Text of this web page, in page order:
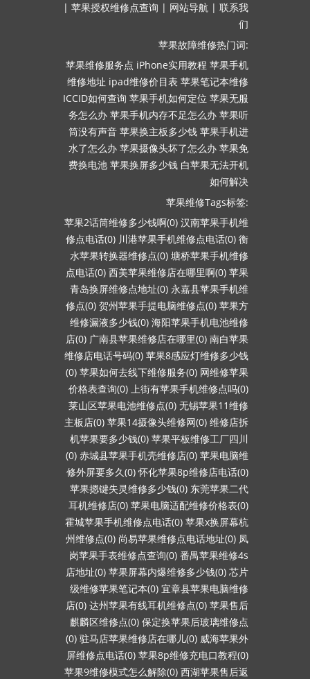
| 苹果授权维修点查询 | 网站导航 | 联系我
们
苹果故障维修热门词:
苹果维修服务点 iPhone实用教程 苹果手机
维修地址 ipad维修价目表 苹果笔记本维修
ICCID如何查询 苹果手机如何定位 苹果无服
务怎么办 苹果手机内存不足怎么办 苹果听
筒没有声音 苹果换主板多少钱 苹果手机进
水了怎么办 苹果摄像头坏了怎么办 苹果免
费换电池 苹果换屏多少钱 白苹果无法开机
如何解决
苹果维修Tags标签:
苹果2话筒维修多少钱啊(0) 汉南苹果手机维
修点电话(0) 川港苹果手机维修点电话(0) 衡
水苹果转换器维修点(0) 塘桥苹果手机维修
点电话(0) 西美苹果维修店在哪里啊(0) 苹果
青岛换屏维修点地址(0) 永嘉县苹果手机维
修点(0) 贺州苹果手提电脑维修点(0) 苹果方
维修漏液多少钱(0) 海阳苹果手机电池维修
店(0) 广南县苹果维修店在哪里(0) 南白苹果
维修店电话号码(0) 苹果8感应灯维修多少钱
(0) 苹果如何去线下维修服务(0) 网维修苹果
价格表查询(0) 上街有苹果手机维修点吗(0)
莱山区苹果电池维修点(0) 无锡苹果11维修
主板店(0) 苹果14摄像头维修网(0) 维修店拆
机苹果要多少钱(0) 苹果平板维修工厂四川
(0) 赤城县苹果手机壳维修店(0) 苹果电脑维
修外屏要多久(0) 怀化苹果8p维修店电话(0)
苹果摁键失灵维修多少钱(0) 东莞苹果二代
耳机维修店(0) 苹果电脑适配维修价格表(0)
霍城苹果手机维修点电话(0) 苹果x换屏幕杭
州维修点(0) 尚易苹果维修点电话地址(0) 凤
岗苹果手表维修点查询(0) 番禺苹果维修4s
店地址(0) 苹果屏幕内爆维修多少钱(0) 芯片
级维修苹果笔记本(0) 宜章县苹果电脑维修
店(0) 达州苹果有线耳机维修点(0) 苹果售后
麒麟区维修点(0) 保定换苹果后玻璃维修点
(0) 驻马店苹果维修店在哪儿(0) 威海苹果外
屏维修点电话(0) 苹果8p维修充电口教程(0)
苹果9维修模式怎么解除(0) 西湖苹果售后返